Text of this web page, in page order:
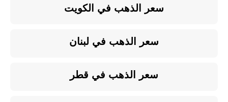
سعر الذهب في الكويت
سعر الذهب في لبنان
سعر الذهب في قطر